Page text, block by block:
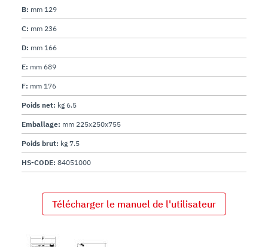
B: mm 129
C: mm 236
D: mm 166
E: mm 689
F: mm 176
Poids net: kg 6.5
Emballage: mm 225x250x755
Poids brut: kg 7.5
HS-CODE: 84051000
Télécharger le manuel de l'utilisateur